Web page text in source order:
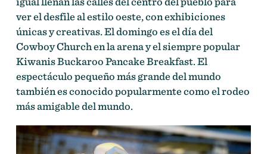
ver el desfile al estilo oeste, con exhibiciones
únicas y creativas. El domingo es el día del
Cowboy Church en la arena y el siempre popular
Kiwanis Buckaroo Pancake Breakfast. El
espectáculo pequeño más grande del mundo
también es conocido popularmente como el rodeo
más amigable del mundo.